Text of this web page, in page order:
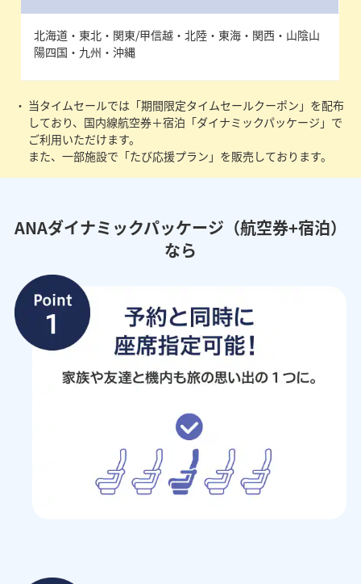
北海道・東北・関東/甲信越・北陸・東海・関西・山陰山
陽四国・九州・沖縄
当タイムセールでは「期間限定タイムセールクーポン」を配布
しており、国内線航空券＋宿泊「ダイナミックパッケージ」で
ご利用いただけます。
また、一部施設で「たび応援プラン」を販売しております。
ANAダイナミックパッケージ（航空券+宿泊）
なら